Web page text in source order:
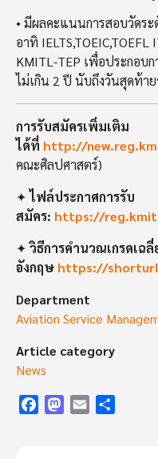
• มีผลคะแนนการสอบวัดร
อาทิ IELTS,TOEIC,TOEFL
KMITL-TEP เพื่อประกอบ
ไม่เกิน 2 ปี นับถึงวันสุดท้าย
การรับสมัครเพิ่มเติม
ได้ที่ http://
คณะศิลปศาสตร์)
✦ไฟล์ประกาศการรับ
สมัคร: https://
✦วิธีการคำนวณเกรดเฉ
อังกฤษ https://
Department
Aviation Service
Article category
News
FacebookMastodon
Email